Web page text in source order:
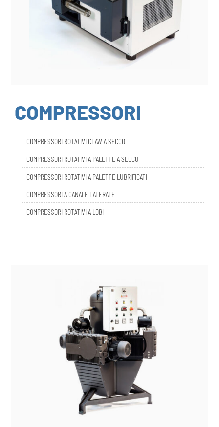
COMPRESSORI
COMPRESSORI ROTATIVI A PALETTE A SECCO
COMPRESSORI ROTATIVI A PALETTE LUBRIFICATI
COMPRESSORI A CANALE LATERALE
COMPRESSORI ROTATIVI A LOBI